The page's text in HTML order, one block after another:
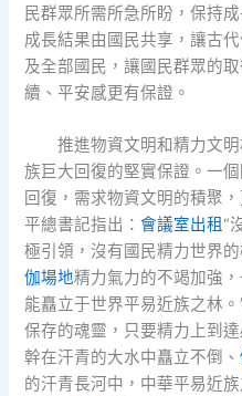
民群眾所需所急所盼，保持
成長結果由國民共享，讓古
及全部國民，讓國民群眾的
續、平安感更有保證。
推進物資文明和精力文
族巨大回復的堅實保證。一
回復，需求物資文明的積聚
平總書記指出：會議室出租“
極引領，沒有國民精力世界
伽場地精力氣力的不竭加強
能矗立于世界平易近族之林
保存的魂靈，只要精力上到
幹在汗青的大水中矗立不倒、
的汗青長河中，中華平易近